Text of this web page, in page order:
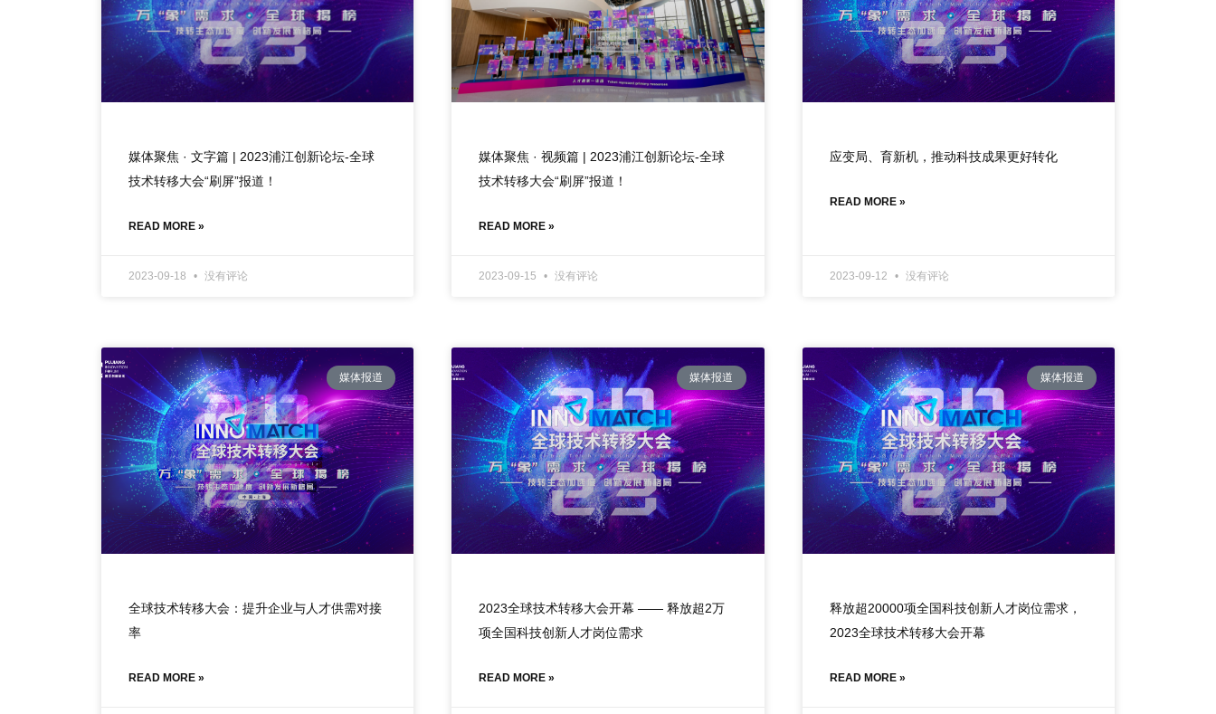
媒体聚焦 · 文字篇 | 2023浦江创新论坛-全球
技术转移大会“刷屏”报道！
READ MORE »
2023-09-18 没有评论
媒体聚焦 · 视频篇 | 2023浦江创新论坛-全球
技术转移大会“刷屏”报道！
READ MORE »
2023-09-15 没有评论
应变局、育新机，推动科技成果更好转化
READ MORE »
2023-09-12 没有评论
媒体报道
全球技术转移大会：提升企业与人才供需对接
率
READ MORE »
媒体报道
2023全球技术转移大会开幕 —— 释放超2万
项全国科技创新人才岗位需求
READ MORE »
媒体报道
释放超20000项全国科技创新人才岗位需求，
2023全球技术转移大会开幕
READ MORE »